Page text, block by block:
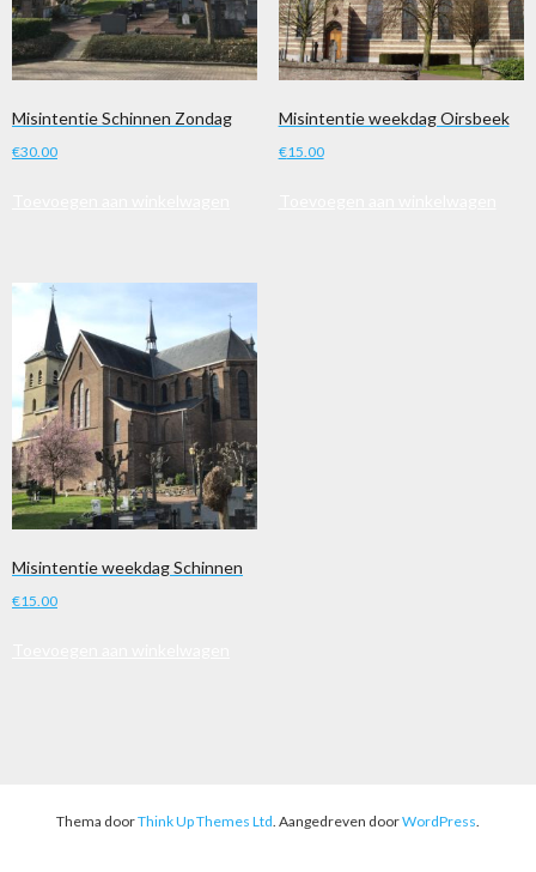
Misintentie Schinnen Zondag
€30.00
Misintentie weekdag Oirsbeek
€15.00
Misintentie weekdag Schinnen
€15.00
Thema doorThink Up Themes Ltd. Aangedreven doorWordPress.